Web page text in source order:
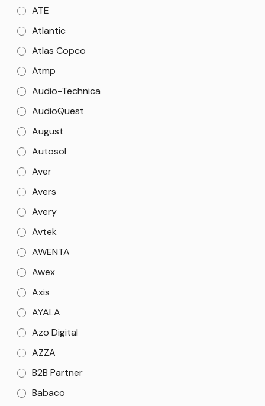
ATE
Atlantic
Atlas Copco
Atmp
Audio-Technica
AudioQuest
August
Autosol
Aver
Avers
Avery
Avtek
AWENTA
Awex
Axis
AYALA
Azo Digital
AZZA
B2B Partner
Babaco